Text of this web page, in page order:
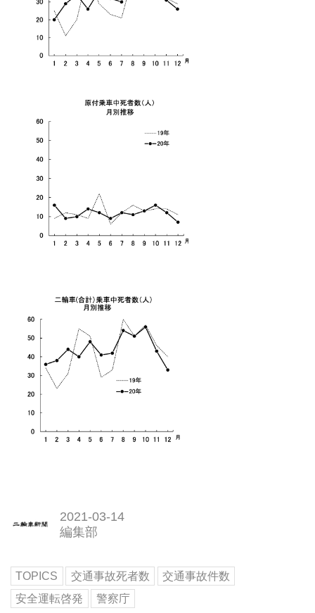
2021-03-14
編集部
TOPICS 交通事故死者数
交通事故件数
安全運転啓発
警察庁